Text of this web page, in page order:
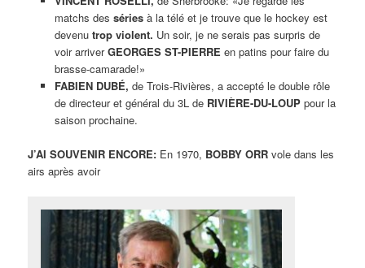
matchs des sériesà la télé et je trouve que le hockey est
devenu trop violent. Un soir, je ne serais pas surpris de
voir arriverGEORGES ST-PIERRE en patins pour faire du
brasse-camarade!»
FABIEN DUBÉ, de Trois-Rivières, a accepté le double rôle
de directeur et général du 3L de RIVIÈRE-DU-LOUPpour la
saison prochaine.
J’AI SOUVENIR ENCORE: En 1970, BOBBY ORR vole dans les
airs après avoir